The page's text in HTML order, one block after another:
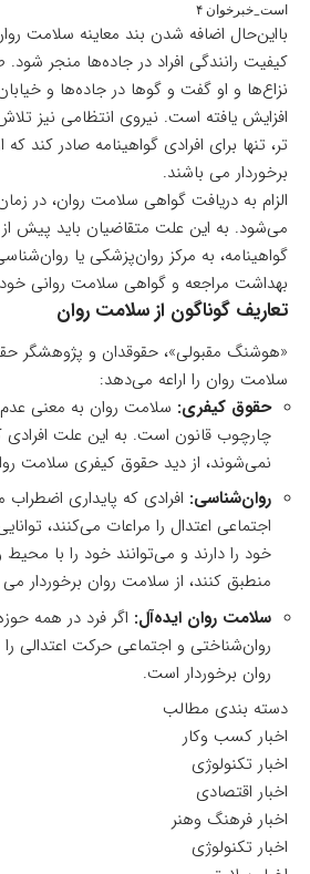
است_خبرخوان ۴
بااین‌حال اضافه شدن بند معاینه سلامت
کیفیت رانندگی افراد در جاده‌ها منجر شود.
نزاع‌ها و او گفت و گو‌ها در جاده‌ها و
افزایش یافته است. نیروی انتظامی نیز
تر، تنها برای افرادی گواهینامه صادر کند
برخوردار می باشند.
الزام به دریافت گواهی سلامت روان، در
می‌شود. به این علت متقاضیان باید پیش از
گواهینامه، به مرکز روان‌پزشکی یا
بهداشت مراجعه و گواهی سلامت روانی خود
تعاریف گوناگون از سلامت روان
«هوشنگ مقبولی»، حقوقدان و پژوهشگر
سلامت روان را اراعه می‌دهد:
حقوق کیفری: سلامت روان به معنی
چارچوب قانون است. به این علت
نمی‌شوند، از دید حقوق کیفری سلامت
روان‌شناسی: افرادی که پایداری
اجتماعی اعتدال را مراعات می‌کنند،
خود را دارند و می‌توانند خود را با
منطبق کنند، از سلامت روان برخوردار
سلامت روان ایده‌آل: اگر فرد در همه
روان‌شناختی و اجتماعی حرکت اعتدالی را
روان برخوردار است.
دسته بندی مطالب
اخبار کسب وکار
اخبار تکنولوژی
اخبار اقتصادی
اخبار فرهنگ وهنر
اخبار تکنولوژی